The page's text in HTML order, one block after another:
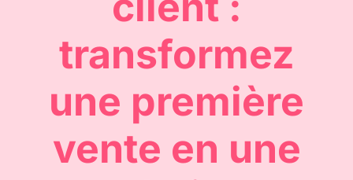
transformez
une première
vente en une